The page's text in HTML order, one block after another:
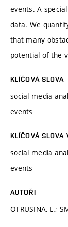
events. A
data. We
that many
potential of the
KLÍČOVÁ SLOVA
social media
events
KLÍČOVÁ SLOVA
social media
events
AUTOŘI
OTRUSINA, L.;